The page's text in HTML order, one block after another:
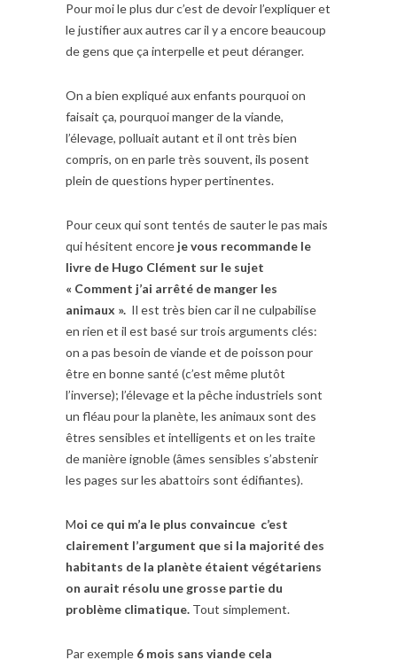
Pour moi le plus dur c’est de devoir l’expliquer et
le justifier aux autres car il y a encore beaucoup
de gens que ça interpelle et peut déranger.
On a bien expliqué aux enfants pourquoi on
faisait ça, pourquoi manger de la viande,
l’élevage, polluait autant et il ont très bien
compris, on en parle très souvent, ils posent
plein de questions hyper pertinentes.
Pour ceux qui sont tentés de sauter le pas mais
qui hésitent encore je vous recommande le
livre de Hugo Clément sur le sujet
« Comment j’ai arrêté de manger les
animaux ». Il est très bien car il ne culpabilise
en rien et il est basé sur trois arguments clés:
on a pas besoin de viande et de poisson pour
être en bonne santé (c’est même plutôt
l’inverse); l’élevage et la pêche industriels sont
un fléau pour la planète, les animaux sont des
êtres sensibles et intelligents et on les traite
de manière ignoble (âmes sensibles s’abstenir
les pages sur les abattoirs sont édifiantes).
Moi ce qui m’a le plus convaincue c’est
clairement l’argument que si la majorité des
habitants de la planète étaient végétariens
on aurait résolu une grosse partie du
problème climatique. Tout simplement.
Par exemple 6 mois sans viande cela